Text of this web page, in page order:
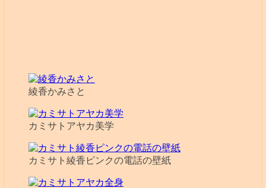
綾香かみさと
カミサトアヤカ美学
カミサト綾香ピンクの電話の壁紙